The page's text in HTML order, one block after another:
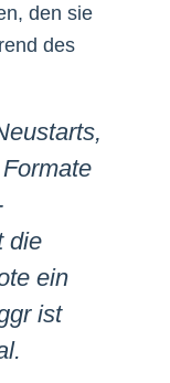
den sie
des
die
ein
ist